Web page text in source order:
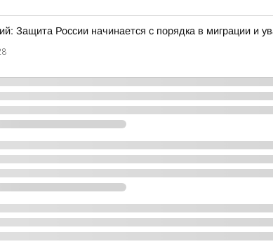
Защита России начинается с порядка в миграции и